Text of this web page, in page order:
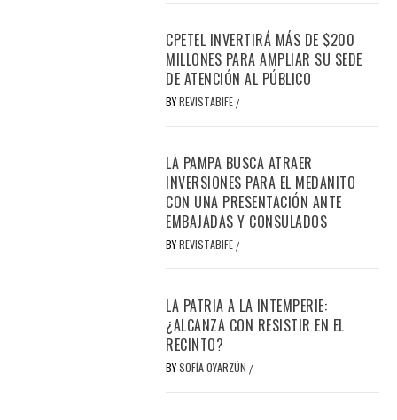
CPETEL INVERTIRÁ MÁS DE $200
MILLONES PARA AMPLIAR SU SEDE
DE ATENCIÓN AL PÚBLICO
BYREVISTABIFE /
LA PAMPA BUSCA ATRAER
INVERSIONES PARA EL MEDANITO
CON UNA PRESENTACIÓN ANTE
EMBAJADAS Y CONSULADOS
BYREVISTABIFE /
LA PATRIA A LA INTEMPERIE:
¿ALCANZA CON RESISTIR EN EL
RECINTO?
BYSOFÍA OYARZÚN /